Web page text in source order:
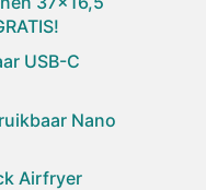
USB-C
Nano
Airfryer